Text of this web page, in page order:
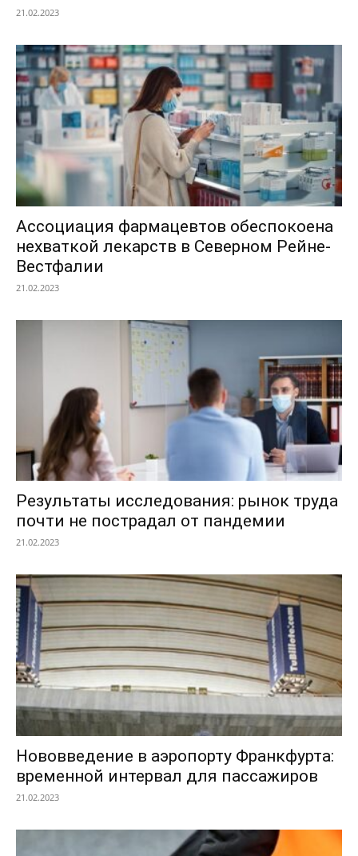
21.02.2023
Ассоциация фармацевтов обеспокоена
нехваткой лекарств в Северном Рейне-
Вестфалии
21.02.2023
Результаты исследования: рынок труда
почти не пострадал от пандемии
21.02.2023
Нововведение в аэропорту Франкфурта:
временной интервал для пассажиров
21.02.2023